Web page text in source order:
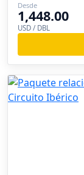
Desde
1,448.00
USD / DBL